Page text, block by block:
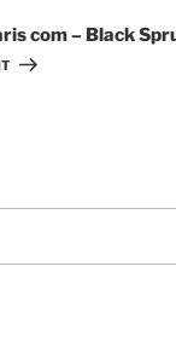
com – Black